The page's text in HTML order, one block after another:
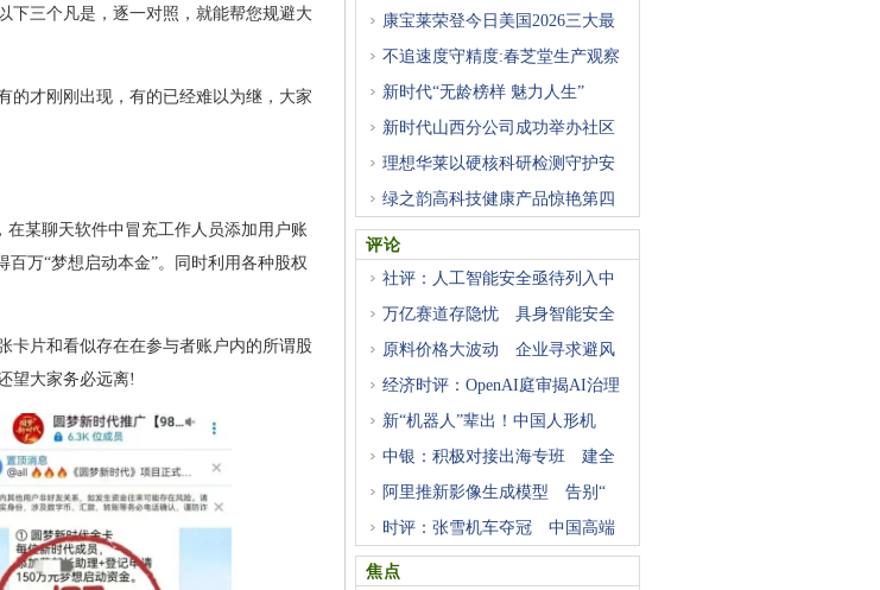
下三个凡是，逐一对照，就能帮您规避大
的才刚刚出现，有的已经难以为继，大家
在某聊天软件中冒充工作人员添加用户账
万“梦想启动本金”。同时利用各种股权
卡片和看似存在在参与者账户内的所谓股
望大家务必远离!
康宝莱荣登今日美国2026三大最
不追速度守精度:春芝堂生产观察
新时代“无龄榜样 魅力人生”
新时代山西分公司成功举办社区
理想华莱以硬核科研检测守护安
绿之韵高科技健康产品惊艳第四
评论
社评：人工智能安全亟待列入中
万亿赛道存隐忧 具身智能安全
原料价格大波动 企业寻求避风
经济时评：OpenAI庭审揭AI治理
新“机器人”辈出！中国人形机
中银：积极对接出海专班 建全
阿里推新影像生成模型 告别“
时评：张雪机车夺冠 中国高端
焦点